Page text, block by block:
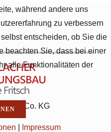
& Co. KG
während andere uns
zu verbessern
entscheiden, ob Sie die
beachten Sie, dass bei einer
alle Funktionalitäten der
Impressum